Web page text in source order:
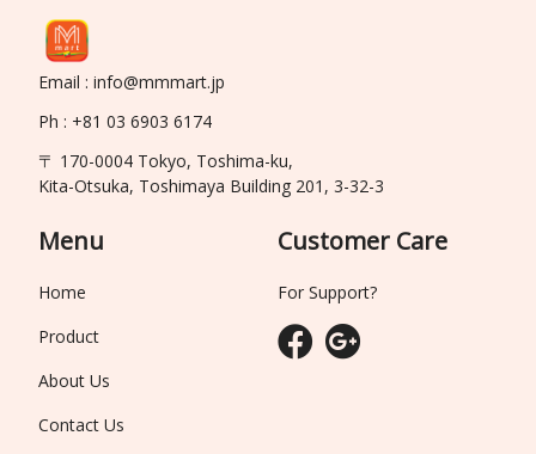
Email : info@mmmart.jp
Ph : +81 03 6903 6174
〒 170-0004 Tokyo, Toshima-ku,
Kita-Otsuka, Toshimaya Building 201, 3-32-3
Menu
Home
Product
About Us
Contact Us
Customer Care
For Support?